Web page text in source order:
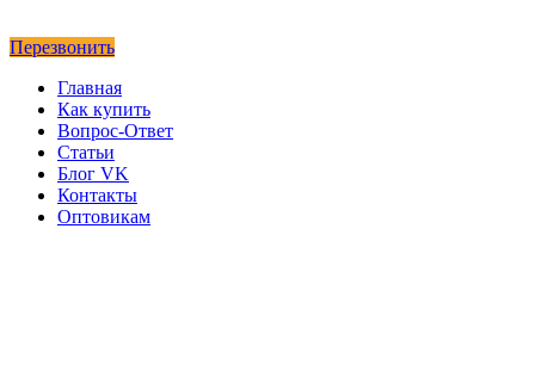
Перезвонить
Главная
Как купить
Вопрос-Ответ
Статьи
Блог VK
Контакты
Оптовикам